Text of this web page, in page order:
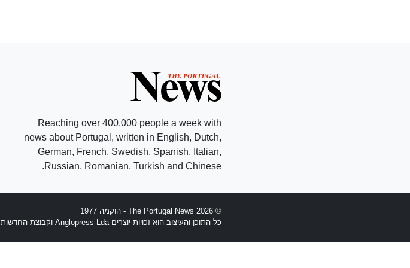
Reaching over 400,000 people a week with
news about Portugal, written in English, Dutch,
German, French, Swedish, Spanish, Italian,
Russian, Romanian, Turkish and Chinese.
© 2026 The Portugal News - הוקמה 1977
כל התוכן והעיצוב הוא זכויות יוצרים Anglopress Lda וקבוצת החדשות של עיתונים